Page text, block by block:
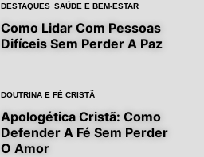
DESTAQUES SAÚDE E BEM-ESTAR
Como Lidar Com Pessoas
Difíceis Sem Perder A Paz
DOUTRINA E FÉ CRISTÃ
Apologética Cristã: Como
Defender A Fé Sem Perder
O Amor